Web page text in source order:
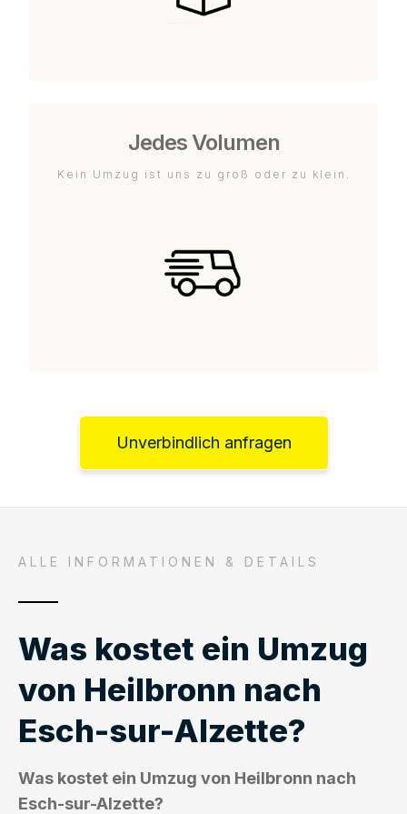
Jedes Volumen
Kein Umzug ist uns zu groß oder zu klein.
Unverbindlich anfragen
ALLE INFORMATIONEN & DETAILS
Was kostet ein Umzug
von Heilbronn nach
Esch-sur-Alzette?
Was kostet ein Umzug von Heilbronn nach
Esch-sur-Alzette?